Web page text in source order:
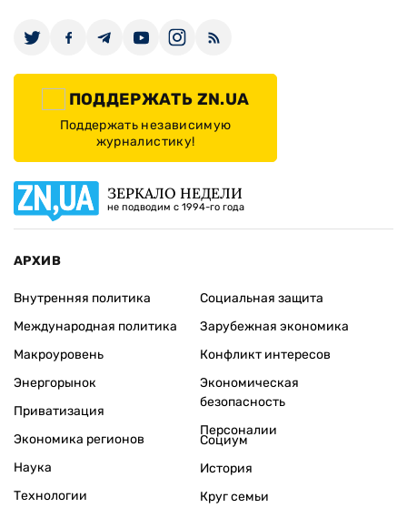
ПОДДЕРЖАТЬ ZN.UA
Поддержать независимую
журналистику!
ЗЕРКАЛО НЕДЕЛИ
не подводим с 1994-го года
АРХИВ
Внутренняя политика
Международная политика
Макроуровень
Энергорынок
Приватизация
Экономика регионов
Социальная защита
Зарубежная экономика
Конфликт интересов
Экономическая
безопасность
Персоналии
Наука
Технологии
Социум
История
Круг семьи